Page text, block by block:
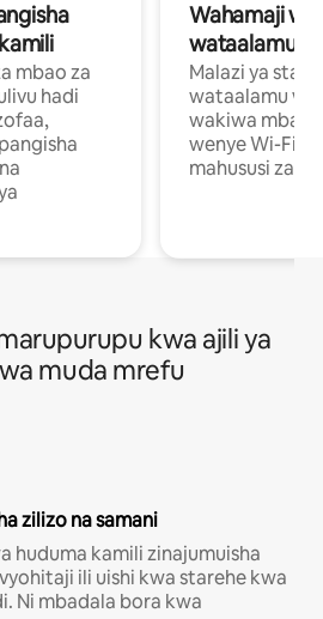
mbao za
hadi
Wahamaji
wataalamu
Malazi ya
wataalamu
wakiwa mbali
wenye Wi-Fi
mahususi za
kwa ajili ya
muda mrefu
zilizo na samani
huduma kamili zinajumuisha
ili uishi kwa starehe kwa
Ni mbadala bora kwa